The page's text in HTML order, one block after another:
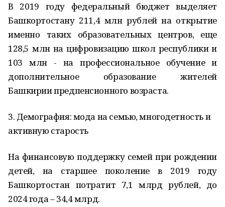
В 2019 году федеральный бюджет выделяет
Башкортостану 211,4 млн рублей на открытие
именно таких образовательных центров, еще
128,5 млн на цифровизацию школ республики и
103 млн - на профессиональное обучение и
дополнительное образование жителей
Башкирии предпенсионного возраста.
3. Демография: мода на семью, многодетность и
активную старость
На финансовую поддержку семей при рождении
детей, на старшее поколение в 2019 году
Башкортостан потратит 7,1 млрд рублей, до
2024 года – 34,4 млрд.